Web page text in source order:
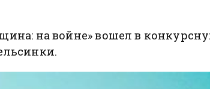
на войне» вошел в